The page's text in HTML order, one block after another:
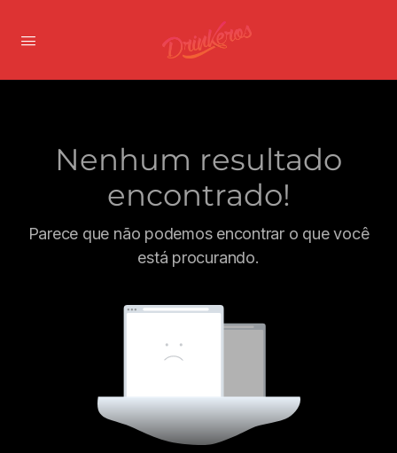
Nenhum resultado
encontrado!
Parece que não podemos encontrar o que você
está procurando.